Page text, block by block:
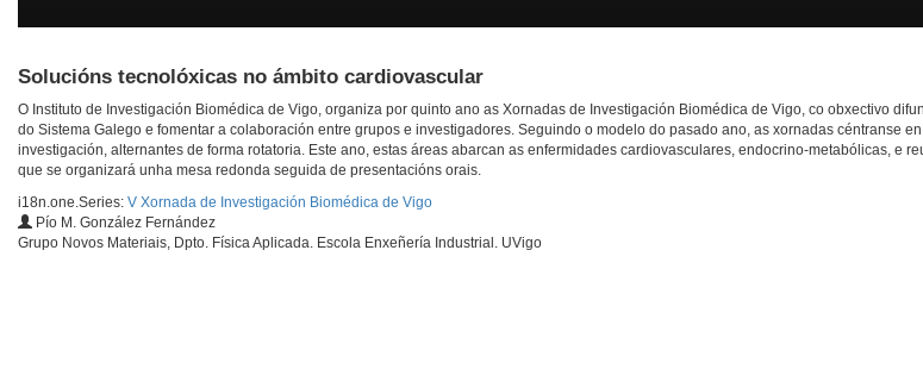
Solucións tecnolóxicas no ámbito cardiovascular
O Instituto de Investigación Biomédica de Vigo, organiza por quinto ano as Xornadas de Investigación Biomédica de Vigo, co obxectivo
do Sistema Galego e fomentar a colaboración entre grupos e investigadores. Seguindo o modelo do pasado ano, as xornadas céntranse
investigación, alternantes de forma rotatoria. Este ano, estas áreas abarcan as enfermidades cardiovasculares, endocrino-metabólicas, e
que se organizará unha mesa redonda seguida de presentacións orais.
i18n.one.Series: V Xornada de Investigación Biomédica de Vigo
Pío M. González Fernández
Grupo Novos Materiais, Dpto. Física Aplicada. Escola Enxeñería Industrial. UVigo